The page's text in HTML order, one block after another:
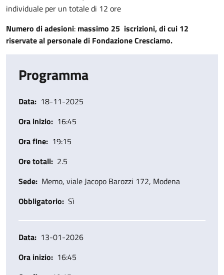
individuale per un totale di 12 ore
Numero di adesioni: massimo 25 iscrizioni, di cui 12
riservate al personale di Fondazione Cresciamo.
Programma
Data 18-11-2025
Ora inizio
16:45
Ora fine 19:15
Ore totali 2.5
Sede Memo, viale Jacopo Barozzi 172, Modena
Obbligatorio Sì
Data 13-01-2026
Ora inizio
16:45